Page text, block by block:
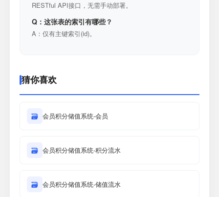
RESTful API接口，无需手动部署。
Q：这张表的索引有哪些？
A：仅有主键索引(id)。
猜你喜欢
🗃 会员积分储值系统-会员
🗃 会员积分储值系统-积分流水
🗃 会员积分储值系统-储值流水